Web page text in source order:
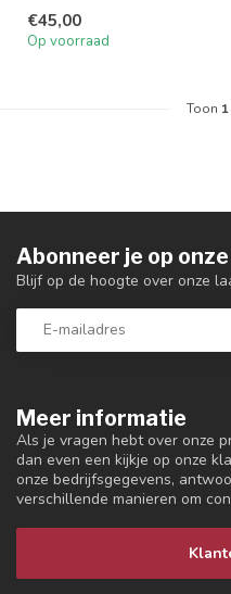
€45,00
Op voorraad
Toon 1
Meer informatie
Als je vragen hebt over onze
dan even een kijkje op onze
onze bedrijfsgegevens,
verschillende manieren om
Abonneer je op
Blijf op de hoogte over onze